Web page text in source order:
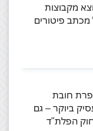
מקבוצות
מכתב פיטורים
חובת
ביוקר – גם
חוק הפלת"ד